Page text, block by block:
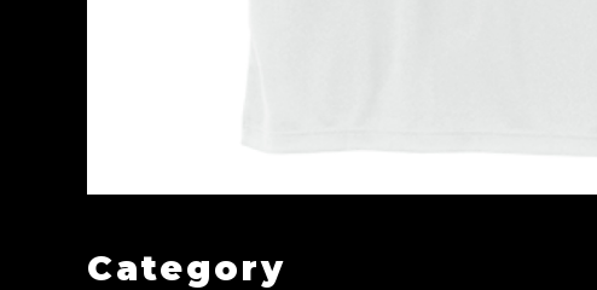
Category